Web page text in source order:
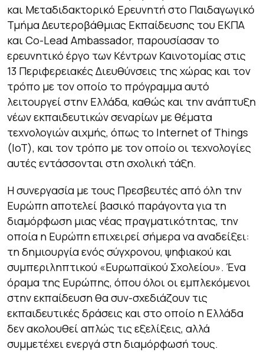
και Μεταδιδακτορικό Ερευνητή στο Παιδαγωγικό
Τμήμα Δευτεροβάθμιας Εκπαίδευσης του ΕΚΠΑ
και Co-Lead Ambassador, παρουσίασαν το
ερευνητικό έργο των Κέντρων Καινοτομίας στις
13 Περιφερειακές Διευθύνσεις της χώρας και τον
τρόπο με τον οποίο το πρόγραμμα αυτό
λειτουργεί στην Ελλάδα, καθώς και την ανάπτυξη
νέων εκπαιδευτικών σεναρίων με θέματα
τεχνολογιών αιχμής, όπως το Internet of Things
(IoT), και τον τρόπο με τον οποίο οι τεχνολογίες
αυτές εντάσσονται στη σχολική τάξη.
Η συνεργασία με τους Πρεσβευτές από όλη την
Ευρώπη αποτελεί βασικό παράγοντα για τη
διαμόρφωση μιας νέας πραγματικότητας, την
οποία η Ευρώπη επιχειρεί σήμερα να αναδείξει:
τη δημιουργία ενός σύγχρονου, ψηφιακού και
συμπεριληπτικού «Ευρωπαϊκού Σχολείου». Ένα
όραμα της Ευρώπης, όπου όλοι οι εμπλεκόμενοι
στην εκπαίδευση θα συν-σχεδιάζουν τις
εκπαιδευτικές δράσεις και στο οποίο η Ελλάδα
δεν ακολουθεί απλώς τις εξελίξεις, αλλά
συμμετέχει ενεργά στη διαμόρφωσή τους.